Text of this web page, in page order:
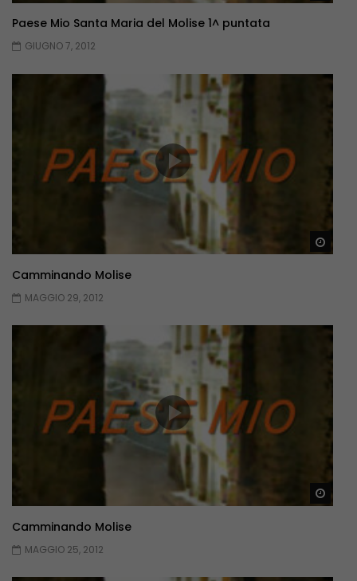
Paese Mio Santa Maria del Molise 1^ puntata
GIUGNO 7, 2012
Camminando Molise
MAGGIO 29, 2012
Camminando Molise
MAGGIO 25, 2012